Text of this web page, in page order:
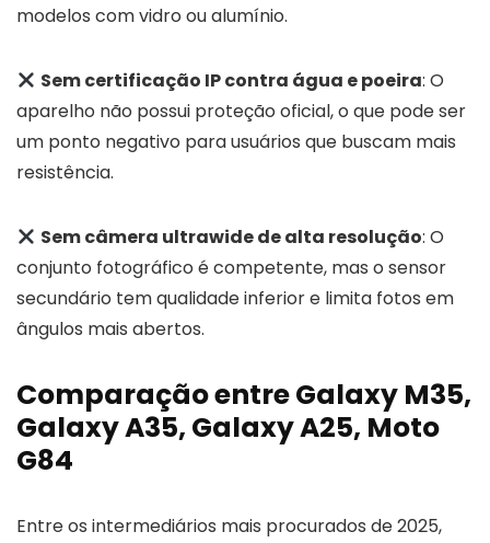
modelos com vidro ou alumínio.
Sem certificação IP contra água e poeira: O
aparelho não possui proteção oficial, o que pode ser
um ponto negativo para usuários que buscam mais
resistência.
Sem câmera ultrawide de alta resolução: O
conjunto fotográfico é competente, mas o sensor
secundário tem qualidade inferior e limita fotos em
ângulos mais abertos.
Comparação entre Galaxy M35,
Galaxy A35, Galaxy A25, Moto
G84
Entre os intermediários mais procurados de 2025,